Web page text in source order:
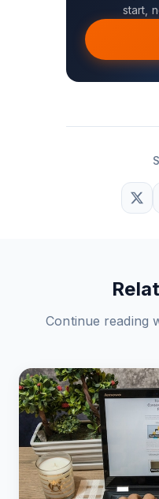
start,
Continue reading